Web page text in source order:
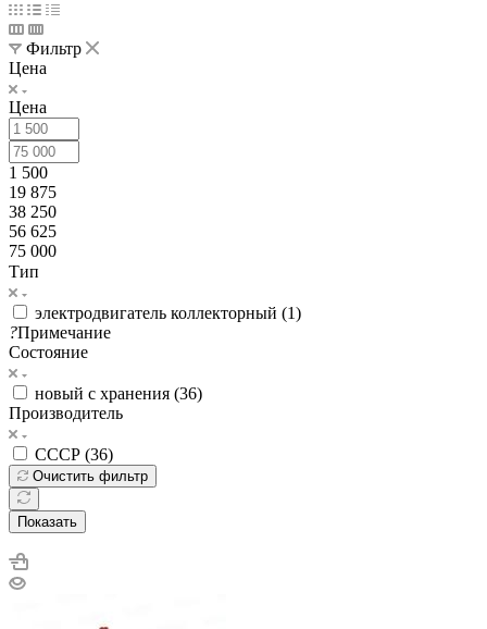
Фильтр
Цена
Цена
1 500
19 875
38 250
56 625
75 000
Тип
электродвигатель коллекторный (1)
?Примечание
Состояние
новый с хранения (36)
Производитель
СССР (36)
Очистить фильтр
Показать